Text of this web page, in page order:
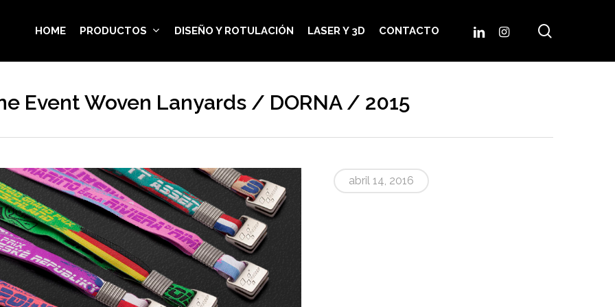
HOME PRODUCTOS DISEÑO Y ROTULACIÓN LASER Y 3D CONTACTO LINKEDININSTAGRAM
Event Woven Lanyards / DORNA / 2015
abril 14, 2016